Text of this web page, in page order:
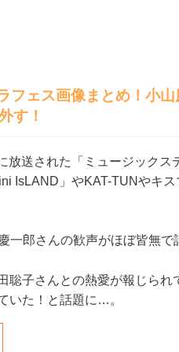
フェス画像まとめ！小
す！
放送された「ミュージック
IsLAND」やKAT-TUNやキ
一郎さんの歓声がほぼ皆無で
聡子さんとの熱愛が報じら
いた！と話題に…。